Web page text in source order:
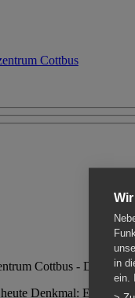
Denkmal: Einen Ort
in
ein.